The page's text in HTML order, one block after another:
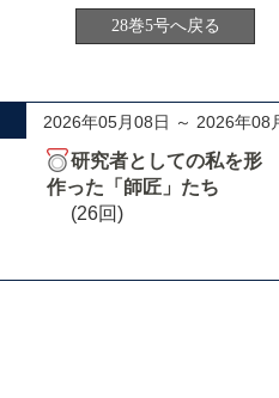
28巻5号へ戻る
2026年05月08日 ～ 2026年08
研究者としての私を形
作った「師匠」たち
(26回)